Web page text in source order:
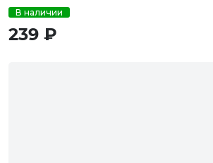
В наличии
239 ₽